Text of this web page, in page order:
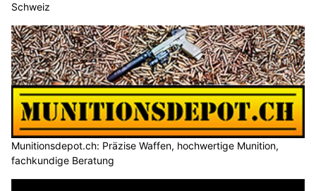
Schweiz
Munitionsdepot.ch: Präzise Waffen, hochwertige Munition,
fachkundige Beratung